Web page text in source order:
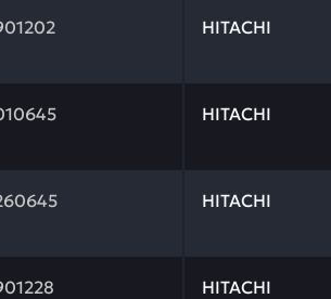
HITACHI
у нас, вы получаете
HITACHI
у нас, вы получаете
HITACHI
у нас, вы получаете
HITACHI
у нас, вы получаете